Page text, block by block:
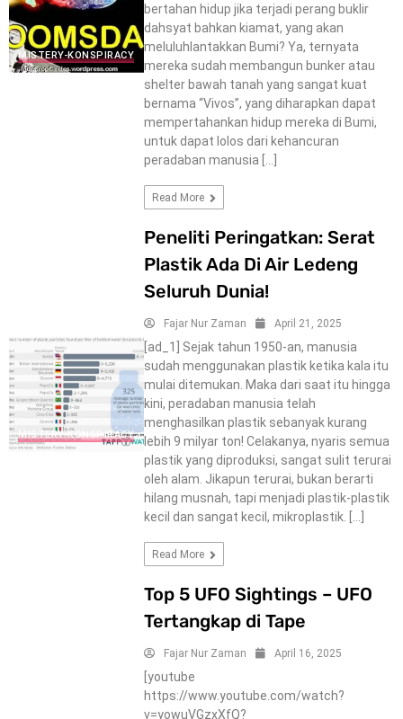
MISTERY-KONSPIRACY
bertahan hidup jika terjadi perang buklir
dahsyat bahkan kiamat, yang akan
meluluhlantakkan Bumi? Ya, ternyata
mereka sudah membangun bunker atau
shelter bawah tanah yang sangat kuat
bernama “Vivos”, yang diharapkan dapat
mempertahankan hidup mereka di Bumi,
untuk dapat lolos dari kehancuran
peradaban manusia […]
Read More
MISTERY-KONSPIRACY
Peneliti Peringatkan: Serat
Plastik Ada Di Air Ledeng
Seluruh Dunia!
Fajar Nur Zaman April 21, 2025
[ad_1] Sejak tahun 1950-an, manusia
sudah menggunakan plastik ketika kala itu
mulai ditemukan. Maka dari saat itu hingga
kini, peradaban manusia telah
menghasilkan plastik sebanyak kurang
lebih 9 milyar ton! Celakanya, nyaris semua
plastik yang diproduksi, sangat sulit terurai
oleh alam. Jikapun terurai, bukan berarti
hilang musnah, tapi menjadi plastik-plastik
kecil dan sangat kecil, mikroplastik. […]
Read More
Top 5 UFO Sightings – UFO
Tertangkap di Tape
Fajar Nur Zaman April 16, 2025
[youtube
https://www.youtube.com/watch?
v=yowuVGzxXfQ?